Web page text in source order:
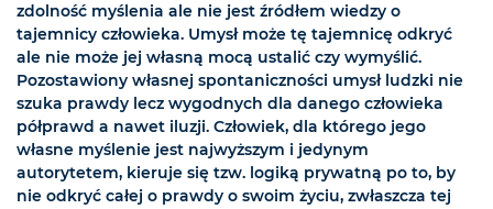
zdolność myślenia ale nie jest źródłem wiedzy o
tajemnicy człowieka. Umysł może tę tajemnicę odkryć
ale nie może jej własną mocą ustalić czy wymyślić.
Pozostawiony własnej spontaniczności umysł ludzki nie
szuka prawdy lecz wygodnych dla danego człowieka
półprawd a nawet iluzji. Człowiek, dla którego jego
własne myślenie jest najwyższym i jedynym
autorytetem, kieruje się tzw. logiką prywatną po to, by
nie odkryć całej o prawdy o swoim życiu, zwłaszcza tej